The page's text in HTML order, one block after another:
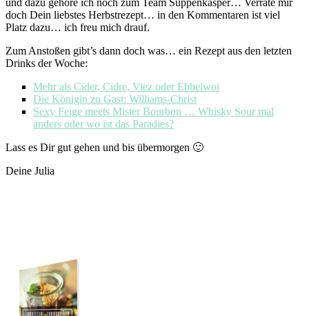
doch Dein liebstes Herbstrezept… in den Kommentaren ist viel
Platz dazu… ich freu mich drauf.
Zum Anstoßen gibt’s dann doch was… ein Rezept aus den letzten
Drinks der Woche:
Mehr als Cider, Cidre, Viez oder Ebbelwoi
Die Königin zu Gast: Williams-Christ
Sexy Feige meets Mister Bourbon … Whisky Sour mal
anders oder wo ist das Paradies?
Lass es Dir gut gehen und bis übermorgen 🙂
Deine Julia